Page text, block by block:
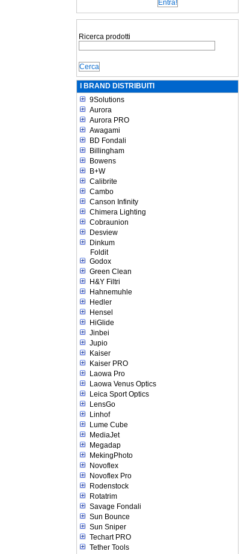
Ricerca prodotti
I BRAND DISTRIBUITI
9Solutions
Aurora
Aurora PRO
Awagami
BD Fondali
Billingham
Bowens
B+W
Calibrite
Cambo
Canson Infinity
Chimera Lighting
Cobraunion
Desview
Dinkum
Foldit
Godox
Green Clean
H&Y Filtri
Hahnemuhle
Hedler
Hensel
HiGlide
Jinbei
Jupio
Kaiser
Kaiser PRO
Laowa Pro
Laowa Venus Optics
Leica Sport Optics
LensGo
Linhof
Lume Cube
MediaJet
Megadap
MekingPhoto
Novoflex
Novoflex Pro
Rodenstock
Rotatrim
Savage Fondali
Sun Bounce
Sun Sniper
Techart PRO
Tether Tools